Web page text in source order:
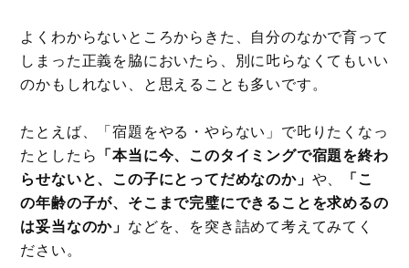
よくわからないところからきた、自分のなかで育って
しまった正義を脇においたら、別に𠮟らなくてもいい
のかもしれない、と思えることも多いです。
たとえば、「宿題をやる・やらない」で𠮟りたくなっ
たとしたら 「本当に今、このタイミングで宿題を終わ
らせないと、この子にとってだめなのか」 や、
「こ
の年齢の子が、そこまで完璧にできることを求めるの
は妥当なのか」 などを、を突き詰めて考えてみてく
ださい。